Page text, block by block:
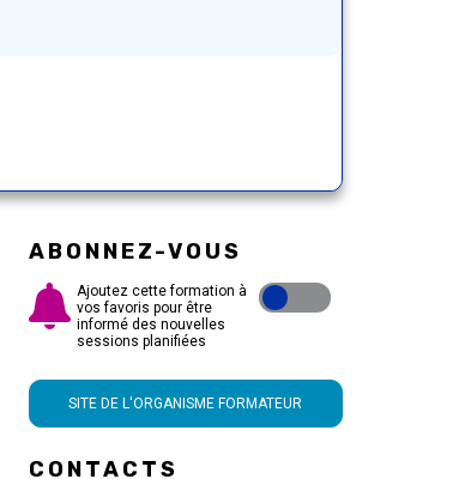
ABONNEZ-VOUS
Ajoutez cette formation à
vos favoris pour être
informé des nouvelles
sessions planifiées
SITE DE L'ORGANISME FORMATEUR
CONTACTS